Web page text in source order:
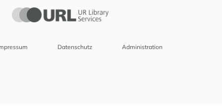
Datenschutz Administration